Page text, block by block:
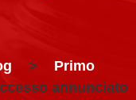
>
Primo
annunciato